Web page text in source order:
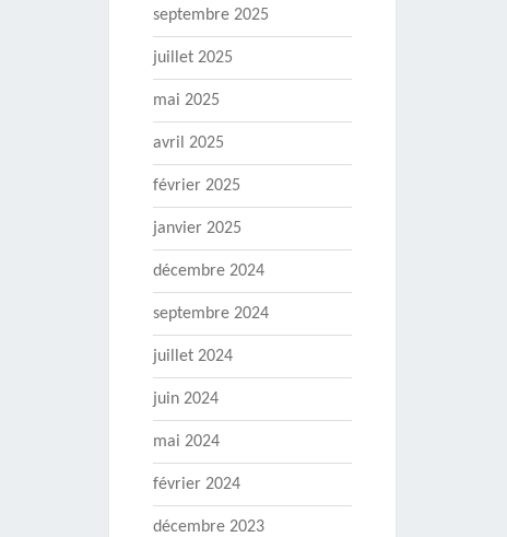
septembre 2025
juillet 2025
mai 2025
avril 2025
février 2025
janvier 2025
décembre 2024
septembre 2024
juillet 2024
juin 2024
mai 2024
février 2024
décembre 2023